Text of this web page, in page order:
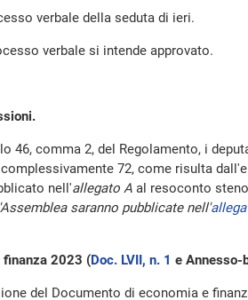
verbale della seduta di ieri.
verbale si intende approvato.
46, comma 2, del Regolamento, i
72, come risulta
nell'allegato A al resoconto
saranno pubblicate nell'
finanza 2023 (Doc. LVII, n. 1 e Annesso-
del Documento di economia e